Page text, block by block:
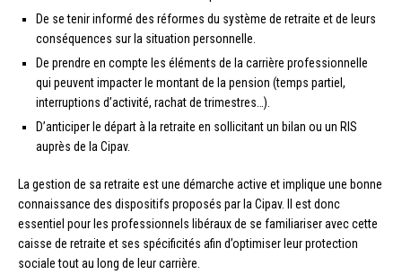
De se tenir informé des réformes du système de retraite et de leurs
conséquences sur la situation personnelle.
De prendre en compte les éléments de la carrière professionnelle
qui peuvent impacter le montant de la pension (temps partiel,
interruptions d’activité, rachat de trimestres…).
D’anticiper le départ à la retraite en sollicitant un bilan ou un RIS
auprès de la Cipav.
La gestion de sa retraite est une démarche active et implique une bonne
connaissance des dispositifs proposés par la Cipav. Il est donc
essentiel pour les professionnels libéraux de se familiariser avec cette
caisse de retraite et ses spécificités afin d’optimiser leur protection
sociale tout au long de leur carrière.